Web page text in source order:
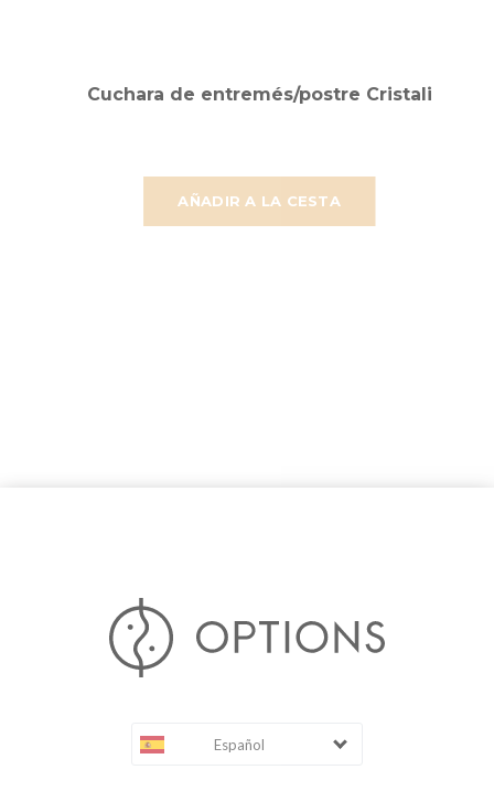
AÑADIR A LA CESTA
Cuchara de entremés/postre Cristali
Español